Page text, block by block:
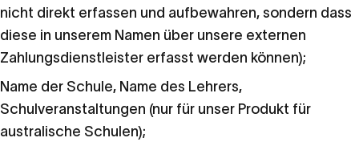
nicht direkt erfassen und aufbewahren, sondern dass
diese in unserem Namen über unsere externen
Zahlungsdienstleister erfasst werden können);
Name der Schule, Name des Lehrers,
Schulveranstaltungen (nur für unser Produkt für
australische Schulen);